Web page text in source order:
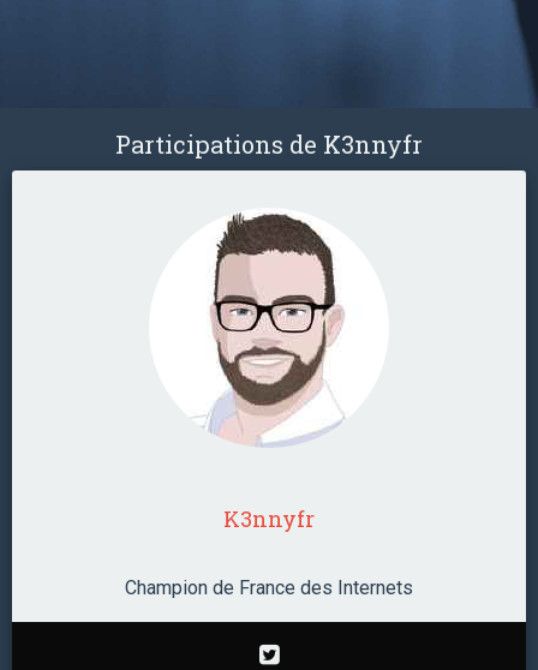
Participations de K3nnyfr
K3nnyfr
Champion de France des Internets